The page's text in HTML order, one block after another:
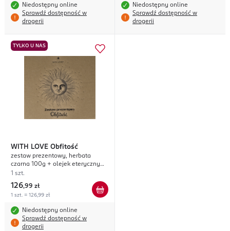
Niedostępny online
Sprawdź dostępność w
drogerii
Niedostępny online
Sprawdź dostępność w
drogerii
TYLKO U NAS
WITH LOVE Obfitość
zestaw prezentowy, herbata
czarna 100g + olejek eteryczny
10ml + kubek 330ml
1 szt.
126,99 zł
1 szt. = 126,99 zł
Niedostępny online
Sprawdź dostępność w
drogerii